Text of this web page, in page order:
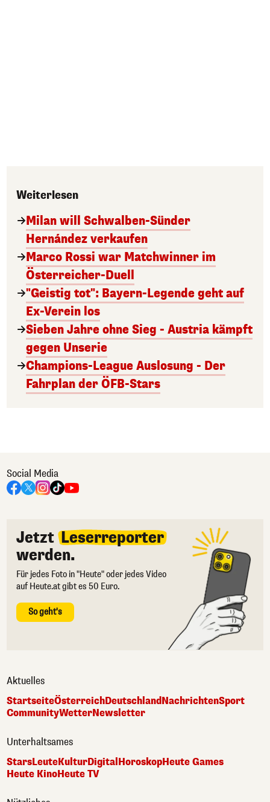
Weiterlesen
Milan will Schwalben-Sünder
Hernández verkaufen
Marco Rossi war Matchwinner im
Österreicher-Duell
"Geistig tot": Bayern-Legende geht auf
Ex-Verein los
Sieben Jahre ohne Sieg - Austria kämpft
gegen Unserie
Champions-League Auslosung - Der
Fahrplan der ÖFB-Stars
Social Media
Jetzt Leserreporter
werden.
Für jedes Foto in "Heute" oder jedes Video
auf Heute.at gibt es 50 Euro.
So geht's
Aktuelles
StartseiteÖsterreichDeutschlandNachrichtenSport
CommunityWetterNewsletter
Unterhaltsames
StarsLeuteKulturDigital HoroskopHeute Games
Heute KinoHeute TV